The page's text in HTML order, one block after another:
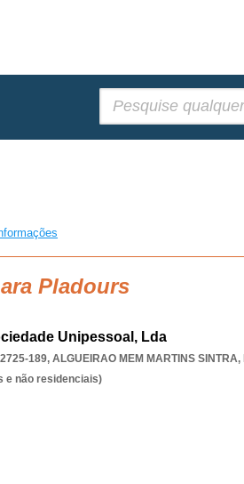
Pladours
Unipessoal, Lda
189, ALGUEIRAO MEM MARTINS SINTRA,
e não residenciais)